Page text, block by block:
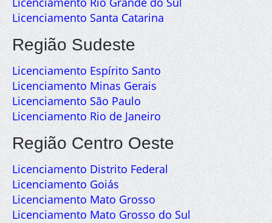
Licenciamento Santa Catarina
Região Sudeste
Licenciamento Espírito Santo
Licenciamento Minas Gerais
Licenciamento São Paulo
Licenciamento Rio de Janeiro
Região Centro Oeste
Licenciamento Distrito Federal
Licenciamento Goiás
Licenciamento Mato Grosso
Licenciamento Mato Grosso do Sul